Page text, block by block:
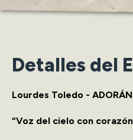
Detalles del
Lourdes Toledo -
“Voz del cielo con